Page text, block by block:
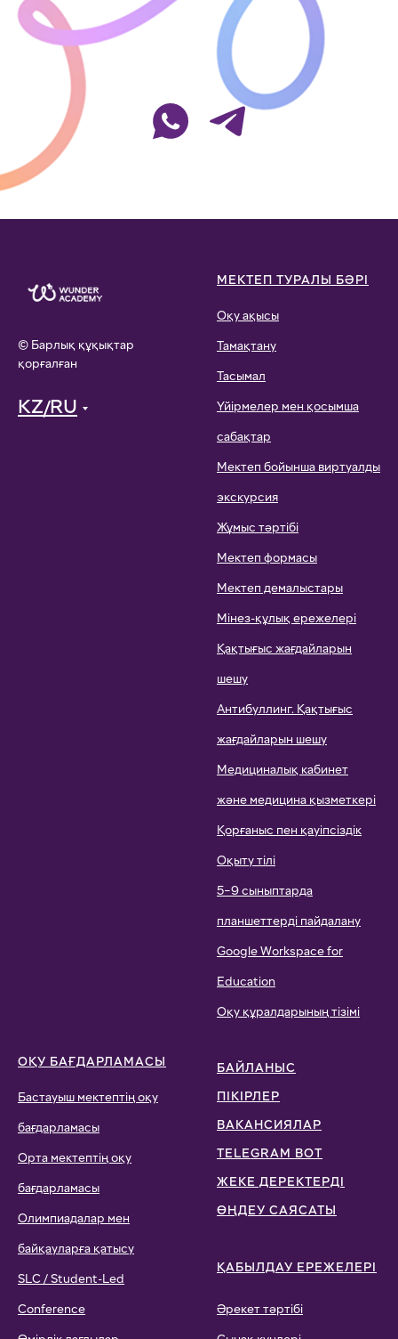
© Барлық құқықтар
қорғалған
KZ/RU
МЕКТЕП ТУРАЛЫ БӘРІ
Оқу ақысы
Тамақтану
Тасымал
Үйірмелер мен қосымша
сабақтар
Мектеп бойынша виртуалды
экскурсия
Жұмыс тәртібі
Мектеп формасы
Мектеп демалыстары
Мінез-құлық ережелері
Қақтығыс жағдайларын
шешу
Антибуллинг. Қақтығыс
жағдайларын шешу
Медициналық кабинет
және медицина қызметкері
Қорғаныс пен қауіпсіздік
Оқыту тілі
5–9 сыныптарда
планшеттерді пайдалану
Google Workspace for
Education
Оқу құралдарының тізімі
ОҚУ БАҒДАРЛАМАСЫ
Бастауыш мектептің оқу
бағдарламасы
Орта мектептің оқу
бағдарламасы
Олимпиадалар мен
байқауларға қатысу
SLC / Student-Led
Conference
БАЙЛАНЫС
ПІКІРЛЕР
ВАКАНСИЯЛАР
TELEGRAM BOT
ЖЕКЕ ДЕРЕКТЕРДІ
ӨҢДЕУ САЯСАТЫ
ҚАБЫЛДАУ ЕРЕЖЕЛЕРІ
Әрекет тәртібі